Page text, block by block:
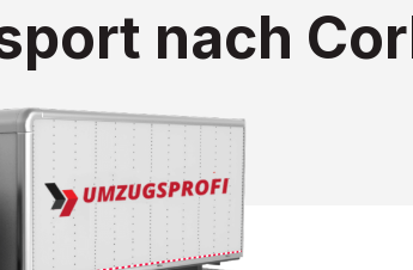
nach